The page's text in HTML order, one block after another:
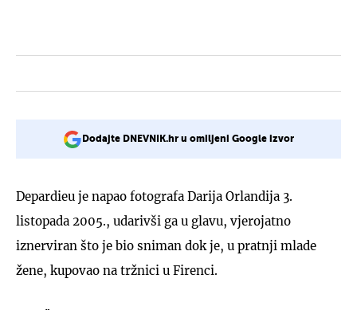
Dodajte DNEVNIK.hr u omiljeni Google izvor
Depardieu je napao fotografa Darija Orlandija 3.
listopada 2005., udarivši ga u glavu, vjerojatno
iznerviran što je bio sniman dok je, u pratnji mlade
žene, kupovao na tržnici u Firenci.